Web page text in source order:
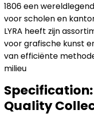
1806 een
voor scholen en
LYRA heeft zijn
voor grafische kunst
van efficiënte
milieu
Specification:
Quality